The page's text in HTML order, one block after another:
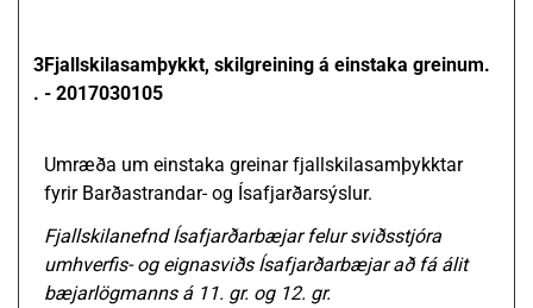
3
.
Fjallskilasamþykkt, skilgreining á einstaka greinum.
- 2017030105
Umræða um einstaka greinar fjallskilasamþykktar
fyrir Barðastrandar- og Ísafjarðarsýslur.
Fjallskilanefnd Ísafjarðarbæjar felur sviðsstjóra
umhverfis- og eignasviðs Ísafjarðarbæjar að fá álit
bæjarlögmanns á 11. gr. og 12. gr.